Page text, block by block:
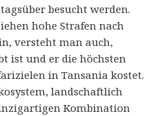
besucht werden.
hohe Strafen nach
versteht man auch,
ist und er die höchsten
in Tansania kostet.
landschaftlich
Kombination